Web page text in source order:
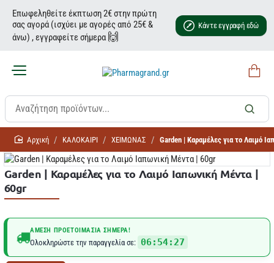
Επωφεληθείτε έκπτωση 2€ στην πρώτη
σας αγορά (ισχύει με αγορές από 25€ &
άνω) , εγγραφείτε σήμερα 🙌
Κάντε εγγραφή εδώ
homeΚΑΛΟΚΑΙΡΙ ΧΕΙΜΩΝΑΣ Garden | Καραμέλες για το Λαιμό
Garden | Καραμέλες για το Λαιμό Ιαπωνική Μέντα |
60gr
ΆΜΕΣΗ ΠΡΟΕΤΟΙΜΑΣΊΑ ΣΉΜΕΡΑ!
Ολοκληρώστε την παραγγελία σε: 06:54:27